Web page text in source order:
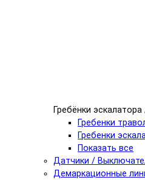
Гребёнки
Гребенки
Гребенки
Показать все
Датчики /
Демаркационные